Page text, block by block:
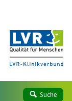
Suche